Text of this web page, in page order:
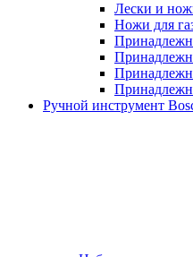
Лески и
Ножи для
Ручной инструмент